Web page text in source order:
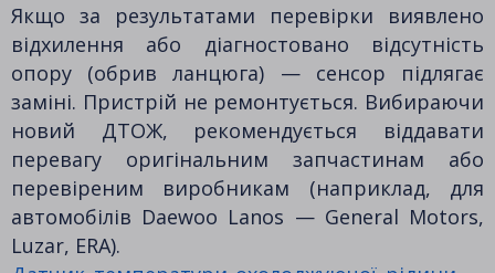
Якщо за результатами перевірки виявлено
відхилення або діагностовано відсутність
опору (обрив ланцюга) — сенсор підлягає
заміні. Пристрій не ремонтується. Вибираючи
новий ДТОЖ, рекомендується віддавати
перевагу оригінальним запчастинам або
перевіреним виробникам (наприклад, для
автомобілів Daewoo Lanos — General Motors,
Luzar, ERA).